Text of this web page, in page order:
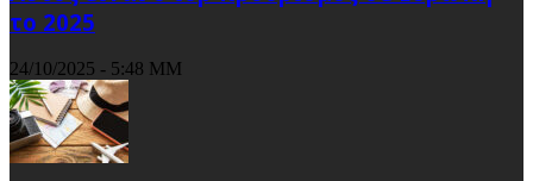
το 2025
24/10/2025 - 5:48 ΜΜ